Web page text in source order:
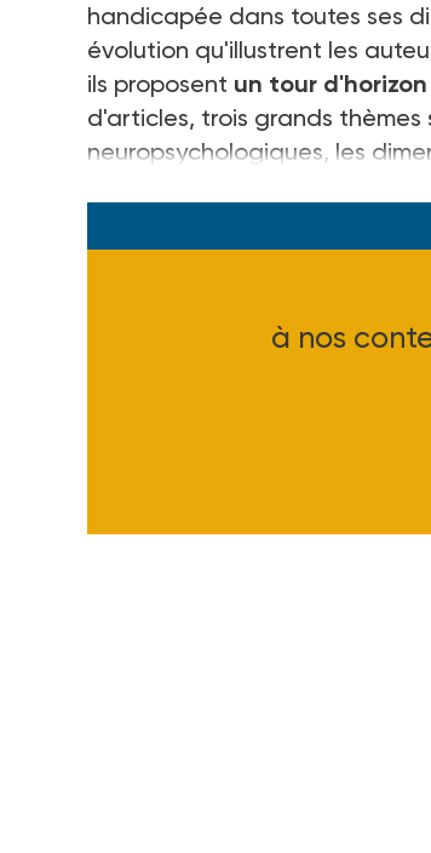
handicapée dans toutes ses
évolution qu'illustrent les
ils proposent un tour
d'articles, trois grands
neuropsychologiques, les
à nos